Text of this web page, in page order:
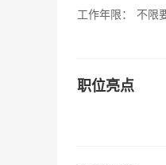
工作年限：
不限
职位亮点